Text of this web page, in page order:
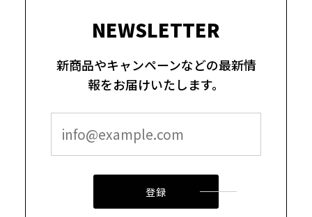
NEWSLETTER
新商品やキャンペーンなどの最新情
報をお届けいたします。
登録